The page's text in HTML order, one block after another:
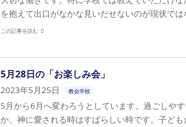
を抱えて出口がなかな見いだせないのが現状で
この記事を読む
5月28日の「お楽しみ会」
2023年5月25日 教会学校
5月から6月へ変わろうとしています。過ごしや
か。神に愛される時はすばらしい時です。子ど